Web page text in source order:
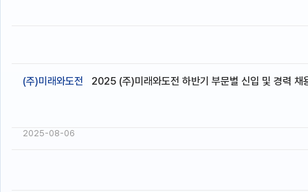
(주)미래와도전 2025 (주)미래와도전 하반기 부문별 신입 및 경력 채
2025-08-06